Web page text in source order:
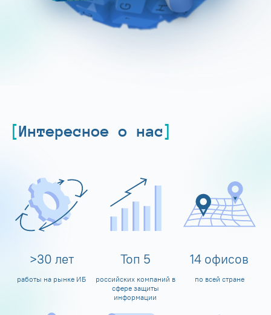
Интересное о нас
>30 лет
работы на рынке ИБ
Топ 5
российских компаний в
сфере защиты
информации
14 офисов
по всей стране